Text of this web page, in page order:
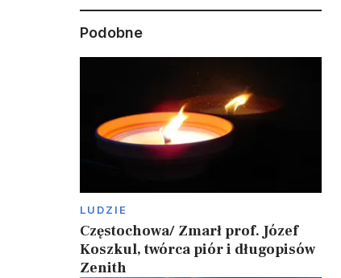
Podobne
LUDZIE
Częstochowa/ Zmarł prof. Józef
Koszkul, twórca piór i długopisów
Zenith